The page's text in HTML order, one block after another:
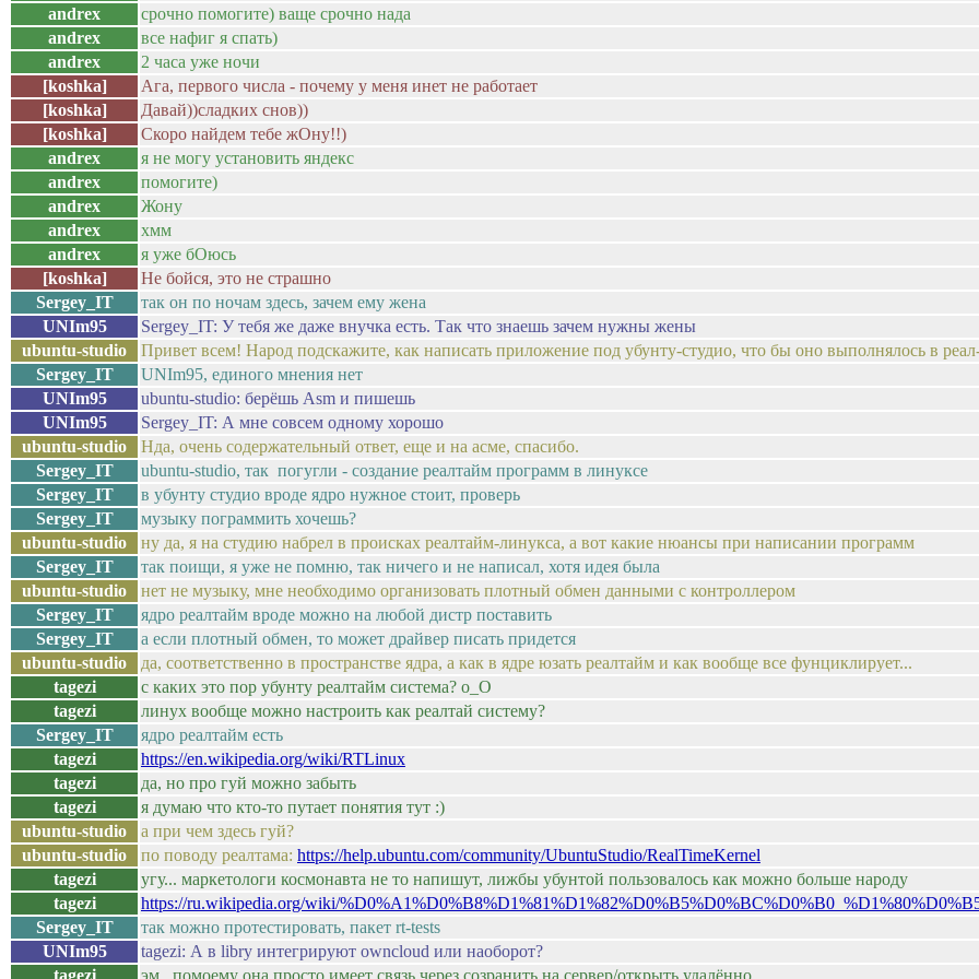
andrex
срочно помогите) ваще срочно нада
andrex
все нафиг я спать)
andrex
2 часа уже ночи
[koshka]
Ага, первого числа - почему у меня инет не работает
[koshka]
Давай))сладких снов))
[koshka]
Скоро найдем тебе жОну!!)
andrex
я не могу установить яндекс
andrex
помогите)
andrex
Жону
andrex
хмм
andrex
я уже бОюсь
[koshka]
Не бойся, это не страшно
Sergey_IT
так он по ночам здесь, зачем ему жена
UNIm95
Sergey_IT: У тебя же даже внучка есть. Так что знаешь зачем нужны жены
ubuntu-studio
Привет всем! Народ подскажите, как написать приложение под убунту-студио, что бы оно выполнялось в
Sergey_IT
UNIm95, единого мнения нет
UNIm95
ubuntu-studio: берёшь Asm и пишешь
UNIm95
Sergey_IT: А мне совсем одному хорошо
ubuntu-studio
Нда, очень содержательный ответ, еще и на асме, спасибо.
Sergey_IT
ubuntu-studio, так погугли - создание реалтайм программ в линуксе
Sergey_IT
в убунту студио вроде ядро нужное стоит, проверь
Sergey_IT
музыку пограммить хочешь?
ubuntu-studio
ну да, я на студию набрел в происках реалтайм-линукса, а вот какие нюансы при написании программ
Sergey_IT
так поищи, я уже не помню, так ничего и не написал, хотя идея была
ubuntu-studio
нет не музыку, мне необходимо организовать плотный обмен данными с контроллером
Sergey_IT
ядро реалтайм вроде можно на любой дистр поставить
Sergey_IT
а если плотный обмен, то может драйвер писать придется
ubuntu-studio
да, соответственно в пространстве ядра, а как в ядре юзать реалтайм и как вообще все фунциклирует...
tagezi
с каких это пор убунту реалтайм система? о_О
tagezi
линух вообще можно настроить как реалтай систему?
Sergey_IT
ядро реалтайм есть
tagezi
https://en.wikipedia.org/wiki/RTLinux
tagezi
да, но про гуй можно забыть
tagezi
я думаю что кто-то путает понятия тут :)
ubuntu-studio
а при чем здесь гуй?
ubuntu-studio
по поводу реалтама: https://help.ubuntu.com/community/UbuntuStudio/RealTimeKernel
tagezi
угу... маркетологи космонавта не то напишут, лижбы убунтой пользовалось как можно больше народу
tagezi
https://ru.wikipedia.org/wiki/
Sergey_IT
так можно протестировать, пакет rt-tests
UNIm95
tagezi: А в librу интегрируют owncloud или наоборот?
tagezi
эм.. помоему она просто имеет связь через созранить на сервер/открыть удалённо